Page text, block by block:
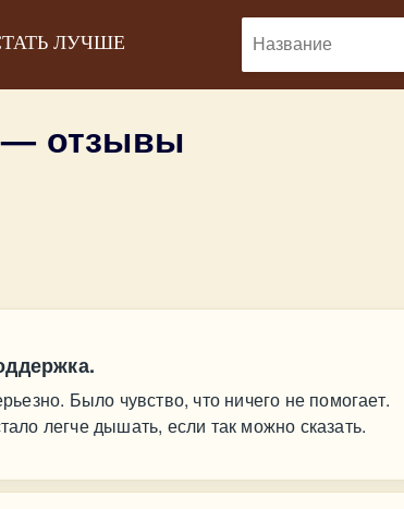
ЛУЧШЕ
отзывы
Было чувство, что ничего не помогает.
легче дышать, если так можно сказать.